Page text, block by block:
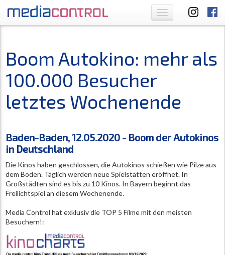
Toggle
navigation
Boom Autokino: mehr als
100.000 Besucher
letztes Wochenende
Baden-Baden, 12.05.2020 - Boom der Autokinos
in Deutschland
Die Kinos haben geschlossen, die Autokinos schießen wie Pilze aus
dem Boden. Täglich werden neue Spielstätten eröffnet. In
Großstädten sind es bis zu 10 Kinos. In Bayern beginnt das
Freilichtspiel an diesem Wochenende.
Media Control hat exklusiv die TOP 5 Filme mit den meisten
Besuchern!: